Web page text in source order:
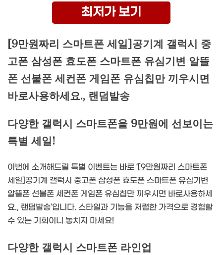
최저가 보기
[9만원짜리 스마트폰 세일]공기계 갤럭시 중
고폰 삼성폰 효도폰 스마트폰 유심기변 알뜰
폰 선불폰 세컨폰 게임폰 유심칩만 끼우시면
바로사용하세요., 랜덤발송
다양한 갤럭시 스마트폰을 9만원에 선보이는
특별 세일!
이번에 소개해드릴 특별 이벤트는 바로 ‘[9만원짜리 스마트폰
세일]공기계 갤럭시 중고폰 삼성폰 효도폰 스마트폰 유심기변
알뜰폰 선불폰 세컨폰 게임폰 유심칩만 끼우시면 바로사용하세
요., 랜덤발송’입니다. 스타일과 기능을 저렴한 가격으로 경험할
수 있는 기회이니 놓치지 마세요!
다양한 갤럭시 스마트폰 라인업